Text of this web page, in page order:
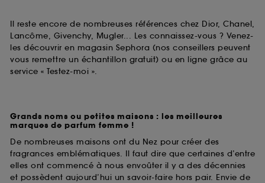
Il reste encore de nombreuses références chez Dior, Chanel,
Lancôme, Givenchy, Mugler... Les connaissez-vous ? Venez-
les découvrir en magasin Sephora (nos conseillers peuvent
vous remettre un échantillon gratuit) ou en ligne grâce au
service « Testez-moi ».
Grands noms ou petites maisons : les meilleures
marques de parfum femme !
De nombreuses maisons ont du Nez pour créer des
fragrances emblématiques. Il faut dire que certaines d’entre
elles ont commencé à nous envoûter il y a des décennies
et possèdent aujourd’hui un savoir-faire hors pair. Envie de